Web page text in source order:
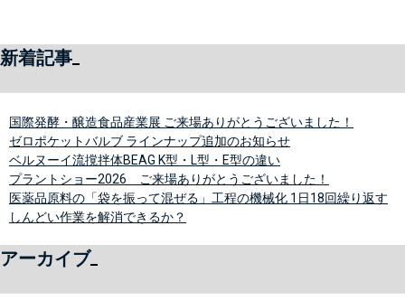
新着記事
国際発酵・醸造食品産業展 ご来場ありがとうございました！
ゼロポケットバルブ ラインナップ追加のお知らせ
ベルヌーイ流撹拌体BEAG K型・L型・E型の違い
プラントショー2026 ご来場ありがとうございました！
医薬品原料の「袋を振って混ぜる」工程の機械化 1日18回繰り返す
しんどい作業を解消できるか？
アーカイブ